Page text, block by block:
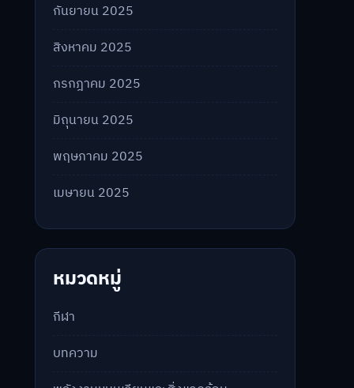
กันยายน 2025
สิงหาคม 2025
กรกฎาคม 2025
มิถุนายน 2025
พฤษภาคม 2025
เมษายน 2025
หมวดหมู่
กีฬา
บทความ